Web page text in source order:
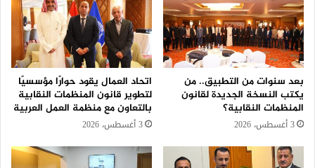
بعد سنوات من التطبيق.. من
يكتب النسخة الجديدة لقانون
المنظمات النقابية؟
3 أغسطس، 2026
اتحاد العمال يقود حوارًا مؤسسيًا
لتطوير قانون المنظمات النقابية
بالتعاون مع منظمة العمل العربية
3 أغسطس، 2026